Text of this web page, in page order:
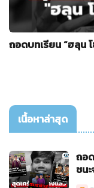
ถอดบทเรียน “ฮลุน
เนื้อหาล่าสุด
ถอ
ชน